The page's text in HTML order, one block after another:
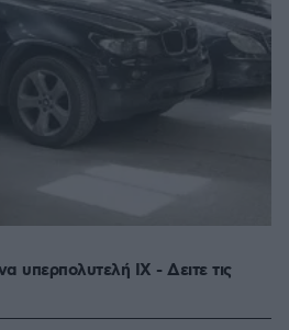
υπερπολυτελή ΙΧ - Δειτε τις